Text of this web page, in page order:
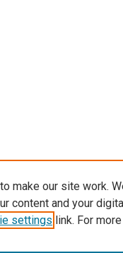
make our site work.
content and your
settings link. For